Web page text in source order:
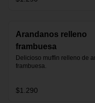
Arandanos relleno
frambuesa
Delicioso muffin relleno de
frambuesa.
$1.290